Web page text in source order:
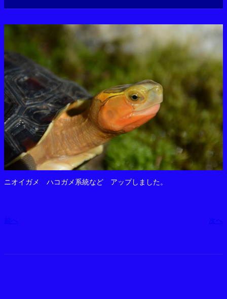
ニオイガメ ハコガメ系統など アップしました。
前へ 次へ